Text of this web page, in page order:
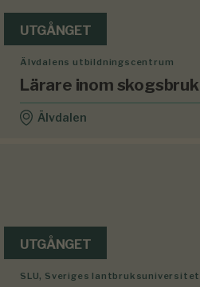
UTGÅNGET
Älvdalens utbildningscentrum
Lärare inom skogsbruk
Älvdalen
UTGÅNGET
SLU, Sveriges lantbruksuniversitet